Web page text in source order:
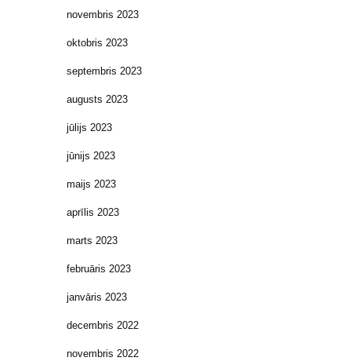
novembris 2023
oktobris 2023
septembris 2023
augusts 2023
jūlijs 2023
jūnijs 2023
maijs 2023
aprīlis 2023
marts 2023
februāris 2023
janvāris 2023
decembris 2022
novembris 2022